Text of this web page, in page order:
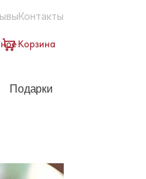
Контакты
Корзина
Подарки